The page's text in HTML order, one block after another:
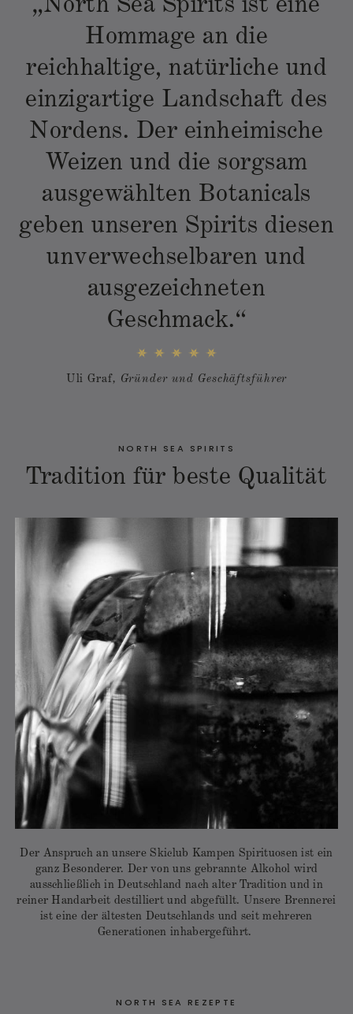
„North Sea Spirits ist eine
Hommage an die
reichhaltige, natürliche und
einzigartige Landschaft des
Nordens. Der einheimische
Weizen und die sorgsam
ausgewählten Botanicals
geben unseren Spirits diesen
unverwechselbaren und
ausgezeichneten
Geschmack.“
Uli Graf, Gründer und Geschäftsführer
NORTH SEA SPIRITS
Tradition für beste Qualität
Der Anspruch an unsere Skiclub Kampen Spirituosen ist ein
ganz Besonderer. Der von uns gebrannte Alkohol wird
ausschließlich in Deutschland nach alter Tradition und in
reiner Handarbeit destilliert und abgefüllt. Unsere Brennerei
ist eine der ältesten Deutschlands und seit mehreren
Generationen inhabergeführt.
NORTH SEA REZEPTE